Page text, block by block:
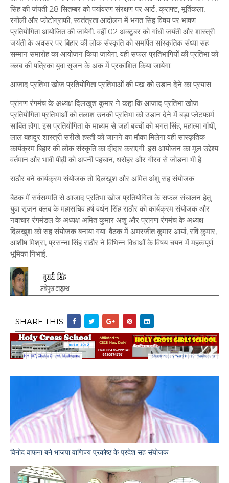
सिंह की जंयती 28 सितम्बर को पर्यावरण संरक्षण पर आर्ट, क्राफ्ट, मूर्तिकला,
रंगोली और फोटोग्राफी, स्वतंत्रता आंदोलन में भगत सिंह विषय पर भाषण
प्रतियोगिता आयोजित की जायेगी. वहीं 02 अक्टूबर को गांधी जयंती और शास्त्री
जयंती के अवसर पर बिहार की लोक संस्कृति को समर्पित सांस्कृतिक संध्या सह
सम्मान समारोह का आयोजन किया जायेगा. वहीं सफल प्रतिभागियों की प्रतिभा को
क्लब की पत्रिका युवा सृजन के अंक में प्रकाशित किया जायेगा.
आजाद प्रतिभा खोज प्रतियोगिता प्रतिभाओं की पंख को उड़ान देने का प्रयास
प्रांगण रंगमंच के अध्यक्ष दिलखुश कुमार ने कहा कि आजाद प्रतिभा खोज
प्रतियोगिता प्रतिभाओं को तलाश उनकी प्रतिभा को उड़ान देने में बड़ा प्लेटफार्म
साबित होगा. इस प्रतियोगिता के माध्यम से जहां बच्चों को भगत सिंह, महात्मा गांधी,
लाल बहादुर शास्त्री सरीखे हस्ती को जानने का मौका मिलेगा वहीं सांस्कृतिक
कार्यक्रम बिहार की लोक संस्कृति का दीदार कराएगी. इस आयोजन का मूल उद्देश्य
वर्तमान और भावी पीढ़ी को अपनी पहचान, धरोहर और गौरव से जोड़ना भी है.
राठौर बने कार्यक्रम संयोजक तो दिलखुश और अमित अंशु सह संयोजक
बैठक में सर्वसम्मति से आजाद प्रतिभा खोज प्रतियोगिता के सफल संचालन हेतु
युवा सृजन क्लब के महासचिव हर्ष वर्धन सिंह राठौर को कार्यक्रम संयोजक और
नवाचार रंगमंडल के अध्यक्ष अमित कुमार अंशु और प्रांगण रंगमंच के अध्यक्ष
दिलखुश को सह संयोजक बनाया गया. बैठक में अमरजीत कुमार आर्या, रवि कुमार,
आशीष मिश्रा, प्रसन्ना सिंह राठौर ने विभिन्न विधाओं के विषय चयन में महत्वपूर्ण
भूमिका निभाई.
SHARE THIS:
विनोद वाफना बने भाजपा वाणिज्य प्रकोष्ठ के प्रदेश सह संयोजक